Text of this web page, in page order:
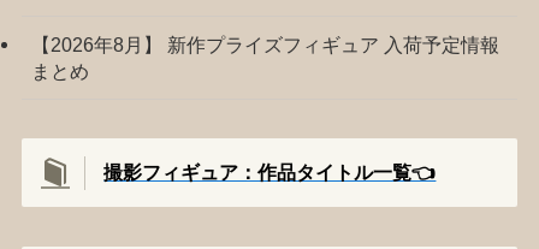
【2026年8月】 新作プライズフィギュア 入荷予定情報
まとめ
撮影フィギュア：作品タイトル一覧👈️